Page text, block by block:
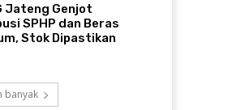
Jateng Genjot
SPHP dan Beras
Stok Dipastikan
banyak